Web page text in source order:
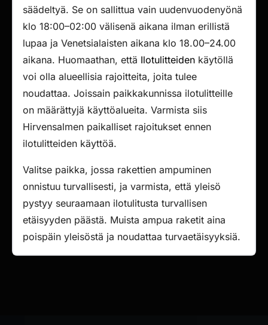
säädeltyä. Se on sallittua vain uudenvuodenyönä
klo 18:00–02:00 välisenä aikana ilman erillistä
lupaa ja Venetsialaisten aikana klo 18.00–24.00
aikana. Huomaathan, että Ilotulitteiden käytöllä
voi olla alueellisia rajoitteita, joita tulee
noudattaa. Joissain paikkakunnissa ilotulitteille
on määrättyjä käyttöalueita. Varmista siis
Hirvensalmen paikalliset rajoitukset ennen
ilotulitteiden käyttöä.
Valitse paikka, jossa rakettien ampuminen
onnistuu turvallisesti, ja varmista, että yleisö
pystyy seuraamaan ilotulitusta turvallisen
etäisyyden päästä. Muista ampua raketit aina
poispäin yleisöstä ja noudattaa turvaetäisyyksiä.